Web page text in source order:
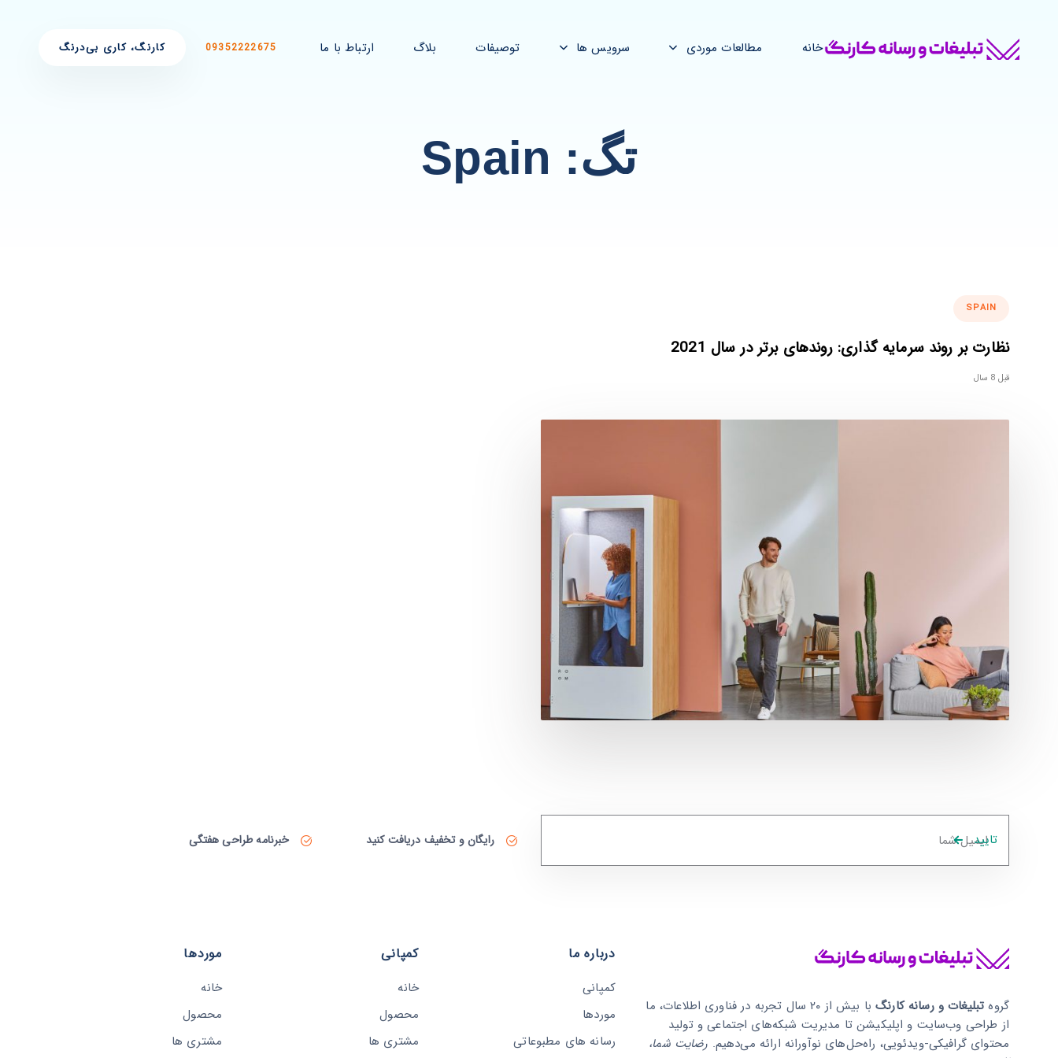
خانه مطالعات موردی سرویس ها توصیفات بلاگ ارتباط با ما 09352222675 کارنگ، کاری بی‌درنگ
تگ: Spain
SPAIN
نظارت بر روند سرمایه گذاری: روندهای برتر در سال 2021
قبل 8 سال
تایید رایگان و تخفیف دریافت کنید خبرنامه طراحی هفتگی
گروه تبلیغات و رسانه کارنگ
با بیش از ۲۰ سال تجربه در فناوری اطلاعات، ما
از طراحی وب‌سایت و اپلیکیشن تا مدیریت شبکه‌های اجتماعی و تولید
محتوای گرافیکی-ویدئویی، راه‌حل‌های نوآورانه ارائه می‌دهیم. رضایت شما،
درباره ما
کمپانی
موردها
رسانه های مطبوعاتی
کمپانی
خانه
محصول
مشتری ها
موردها
خانه
محصول
مشتری ها